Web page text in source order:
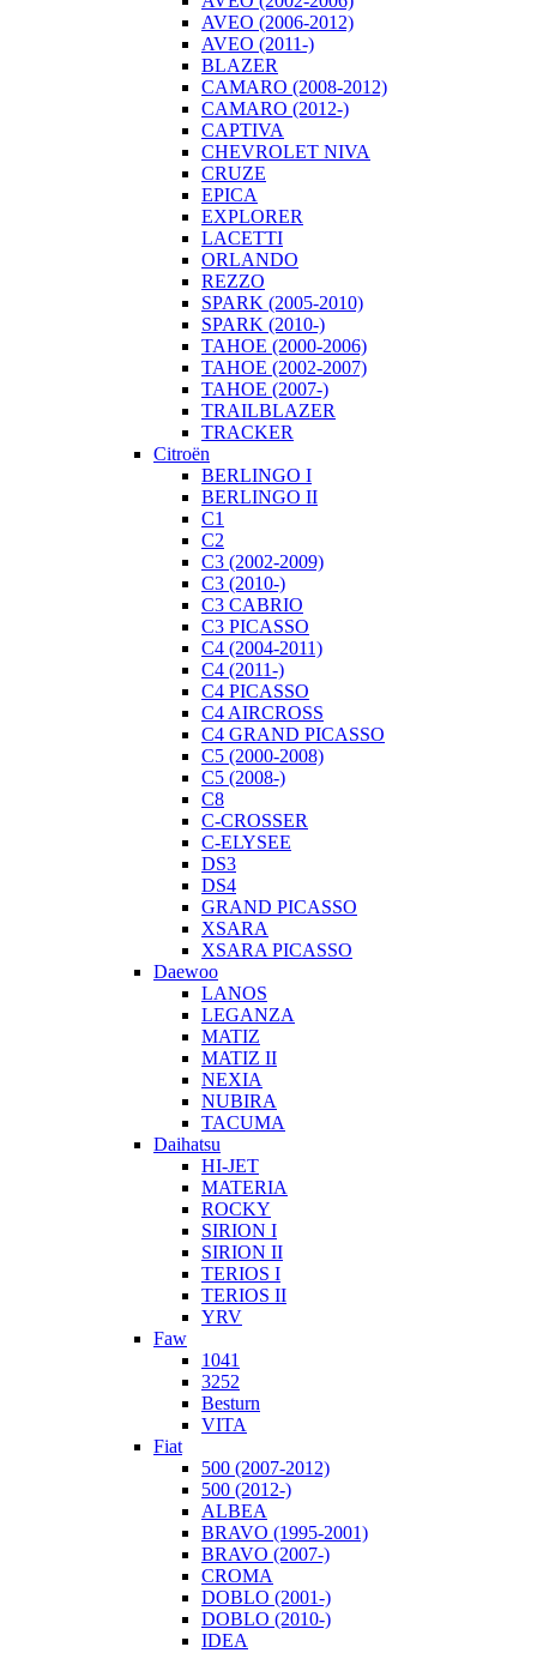
AVEO (2006-2012)
AVEO (2011-)
BLAZER
CAMARO (2008-2012)
CAMARO (2012-)
CAPTIVA
CHEVROLET NIVA
CRUZE
EPICA
EXPLORER
LACETTI
ORLANDO
REZZO
SPARK (2005-2010)
SPARK (2010-)
TAHOE (2000-2006)
TAHOE (2002-2007)
TAHOE (2007-)
TRAILBLAZER
TRACKER
Citroën
BERLINGO I
BERLINGO II
C1
C2
C3 (2002-2009)
C3 (2010-)
C3 CABRIO
C3 PICASSO
C4 (2004-2011)
C4 (2011-)
С4 PICASSO
C4 AIRCROSS
С4 GRAND PICASSO
C5 (2000-2008)
C5 (2008-)
C8
C-CROSSER
C-ELYSEE
DS3
DS4
GRAND PICASSO
XSARA
XSARA PICASSO
Daewoo
LANOS
LEGANZA
MATIZ
MATIZ II
NEXIA
NUBIRA
TACUMA
Daihatsu
HI-JET
MATERIA
ROCKY
SIRION I
SIRION II
TERIOS I
TERIOS II
YRV
Faw
1041
3252
Besturn
VITA
Fiat
500 (2007-2012)
500 (2012-)
ALBEA
BRAVO (1995-2001)
BRAVO (2007-)
CROMA
DOBLO (2001-)
DOBLO (2010-)
IDEA